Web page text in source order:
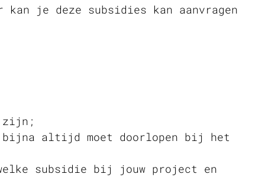
kan je deze subsidies kan aanvragen
zijn;
bijna altijd moet doorlopen bij het
welke subsidie bij jouw project en